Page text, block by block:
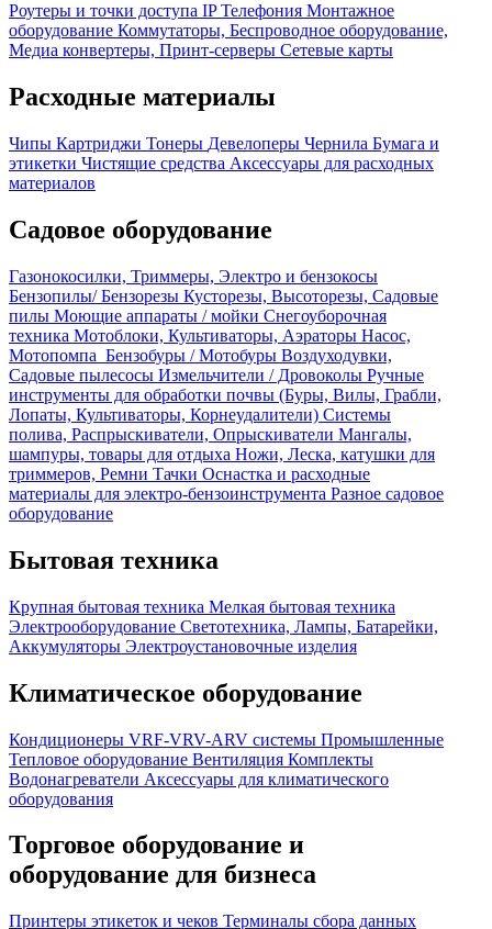
Роутеры и точки доступа IP Телефония Монтажное
оборудование Коммутаторы, Беспроводное оборудование,
Медиа конвертеры, Принт-серверы Сетевые карты
Расходные материалы
Чипы Картриджи Тонеры Девелоперы Чернила Бумага и
этикетки Чистящие средства Аксессуары для расходных
материалов
Садовое оборудование
Газонокосилки, Триммеры, Электро и бензокосы
Бензопилы/ Бензорезы Кусторезы, Высоторезы, Садовые
пилы Моющие аппараты / мойки Снегоуборочная
техника Мотоблоки, Культиваторы, Аэраторы Насос,
Мотопомпа Бензобуры / Мотобуры Воздуходувки,
Садовые пылесосы Измельчители / Дровоколы Ручные
инструменты для обработки почвы (Буры, Вилы, Грабли,
Лопаты, Культиваторы, Корнеудалители) Системы
полива, Распрыскиватели, Опрыскиватели Мангалы,
шампуры, товары для отдыха Ножи, Леска, катушки для
триммеров, Ремни Тачки Оснастка и расходные
материалы для электро-бензоинструмента Разное садовое
оборудование
Бытовая техника
Крупная бытовая техника Мелкая бытовая техника
Электрооборудование Светотехника, Лампы, Батарейки,
Аккумуляторы Электроустановочные изделия
Климатическое оборудование
Кондиционеры VRF-VRV-ARV системы Промышленные
Тепловое оборудование Вентиляция Комплекты
Водонагреватели Аксессуары для климатического
оборудования
Торговое оборудование и
оборудование для бизнеса
Принтеры этикеток и чеков Терминалы сбора данных